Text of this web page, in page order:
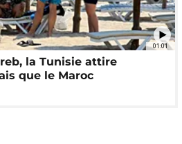
01:01
la Tunisie attire
que le Maroc